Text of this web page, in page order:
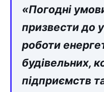
«Погодні
призвести до
роботи
будівельних,
підприємств